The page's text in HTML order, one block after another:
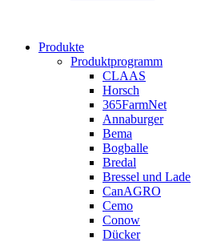
Produkte
Produktprogramm
CLAAS
Horsch
365FarmNet
Annaburger
Bema
Bogballe
Bredal
Bressel und Lade
CanAGRO
Cemo
Conow
Dücker